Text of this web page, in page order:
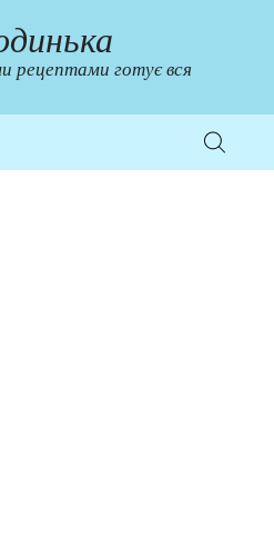
рецептами готує вся